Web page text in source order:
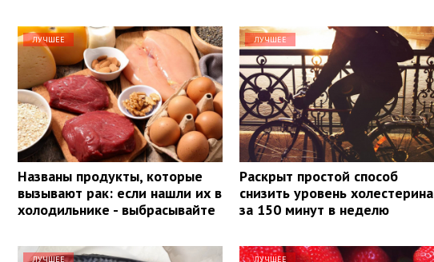
ЛУЧШЕЕ
Названы продукты, которые
вызывают рак: если нашли их в
холодильнике - выбрасывайте
ЛУЧШЕЕ
Раскрыт простой способ
снизить уровень холестерина
за 150 минут в неделю
ЛУЧШЕЕ ЛУЧШЕЕ